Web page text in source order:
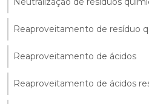
Reaproveitamento de resíduo
Reaproveitamento de ácidos
Reaproveitamento de ácidos